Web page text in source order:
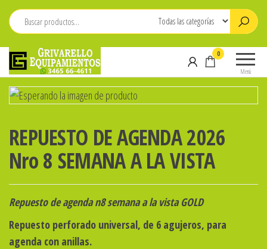
Saltar
Equipamientos
664611
Menú
0
REPUESTO DE AGENDA 2026
Nro 8 SEMANA A LA VISTA
Repuesto de agenda n8 semana a la vista GOLD
Repuesto perforado universal, de 6 agujeros, para
agenda con anillas.